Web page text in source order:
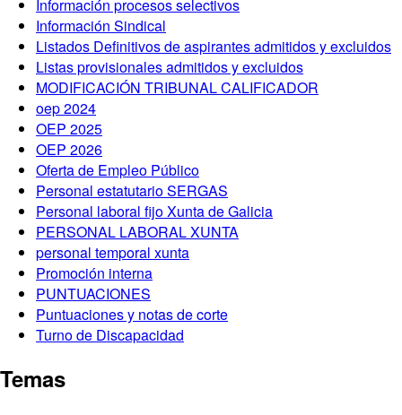
Información procesos selectivos
Información Sindical
Listados Definitivos de aspirantes admitidos y excluidos
Listas provisionales admitidos y excluidos
MODIFICACIÓN TRIBUNAL CALIFICADOR
oep 2024
OEP 2025
OEP 2026
Oferta de Empleo Público
Personal estatutario SERGAS
Personal laboral fijo Xunta de Galicia
PERSONAL LABORAL XUNTA
personal temporal xunta
Promoción interna
PUNTUACIONES
Puntuaciones y notas de corte
Turno de Discapacidad
Temas